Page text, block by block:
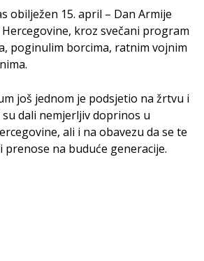
obilježen 15. april – Dan Armije
kroz svečani program
poginulim borcima, ratnim vojnim
još jednom je podsjetio na žrtvu i
dali nemjerljiv doprinos u
ali i na obavezu da se te
na buduće generacije.